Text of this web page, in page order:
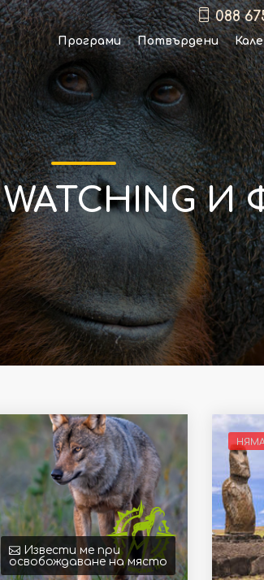
Извести ме при
освобождаване на място
088
Програми Потвърдени